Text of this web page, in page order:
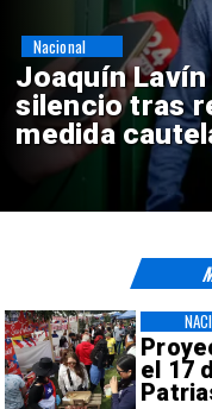
Chile y
reinicio de
consulares
Nacional
el 17